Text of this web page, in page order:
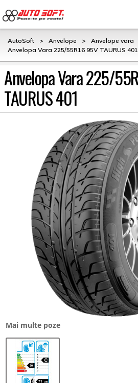
AutoSoft > Anvelope > Anvelope vara
Anvelopa Vara 225/55R16 95V TAURUS 401
Anvelopa Vara 225/
TAURUS 401
Mai multe poze